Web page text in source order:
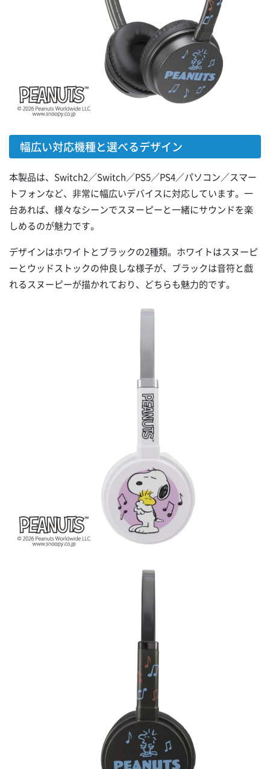
幅広い対応機種と選べるデザイン
本製品は、Switch2／Switch／PS5／PS4／パソコン／スマー
トフォンなど、非常に幅広いデバイスに対応しています。一
台あれば、様々なシーンでスヌーピーと一緒にサウンドを楽
しめるのが魅力です。
デザインはホワイトとブラックの2種類。ホワイトはスヌーピ
ーとウッドストックの仲良しな様子が、ブラックは音符と戯
れるスヌーピーが描かれており、どちらも魅力的です。